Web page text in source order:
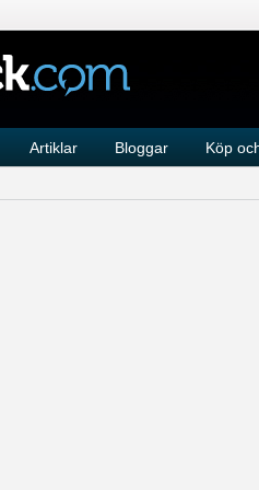
Artiklar Bloggar Köp